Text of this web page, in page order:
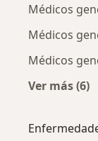
Médicos
Médicos
Médicos
Ver más (6)